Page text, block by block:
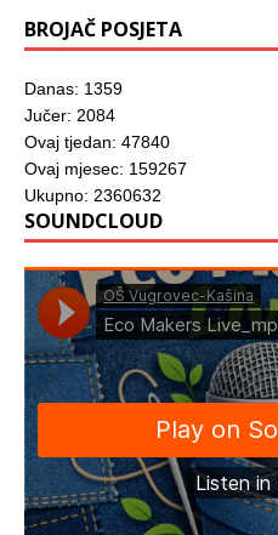
BROJAČ POSJETA
Danas: 1359
Jučer: 2084
Ovaj tjedan: 47840
Ovaj mjesec: 159267
Ukupno: 2360632
SOUNDCLOUD